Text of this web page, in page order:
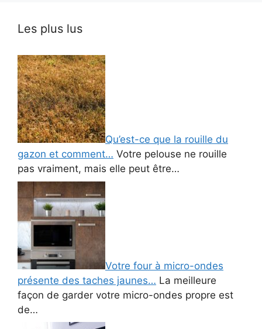
Les plus lus
Qu’est-ce que la rouille du
gazon et comment… Votre pelouse ne rouille
pas vraiment, mais elle peut être…
Votre four à micro-ondes
présente des taches jaunes… La meilleure
façon de garder votre micro-ondes propre est
de…